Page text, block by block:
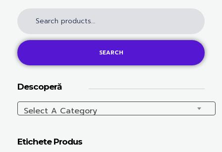
SEARCH
Descoperă
Select A Category
Etichete Produs